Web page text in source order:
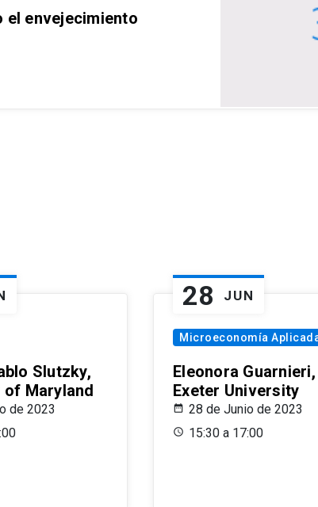
el envejecimiento
Slutzky,
Maryland
de 2023
28 JUN
Microeconomía
Eleonora Guarnieri,
Exeter University
28 de Junio de 2023
15:30 a 17:00